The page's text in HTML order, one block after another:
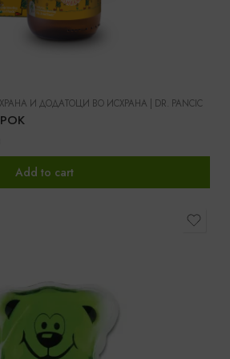
И ДОДАТОЦИ ВО ИСХРАНА DR. PANCIC
Add to cart